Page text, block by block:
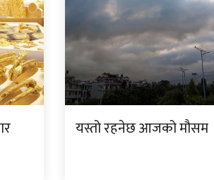
यस्तो रहनेछ आजको मौसम